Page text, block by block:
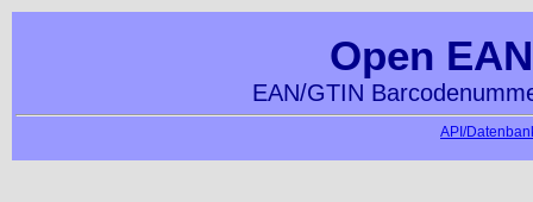
Open
EAN/GTIN
API/